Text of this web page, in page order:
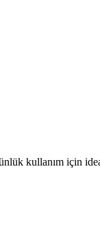
kullanım için